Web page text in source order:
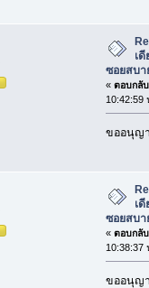
เ
ซอยสบา
« ตอบกลั
10:42:59
ขออนุญ
เ
ซอยสบา
« ตอบกลั
10:38:37
ขออนุญ